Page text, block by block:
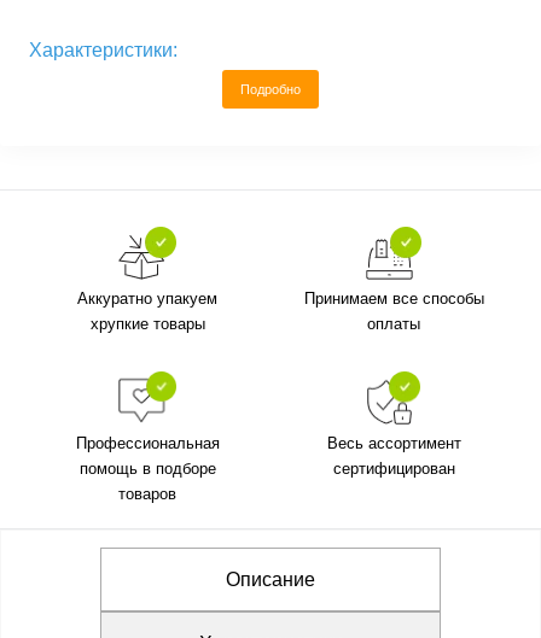
Характеристики:
Подробно
Аккуратно упакуем
хрупкие товары
Принимаем все способы
оплаты
Профессиональная
помощь в подборе
товаров
Весь ассортимент
сертифицирован
Описание